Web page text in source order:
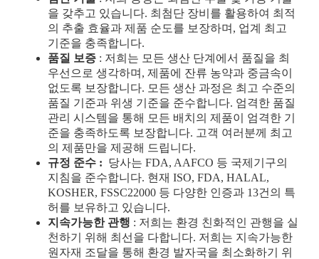
을 갖추고 있습니다. 최첨단 장비를 활용하여 최적
의 추출 효율과 제품 순도를 보장하며, 업계 최고
기준을 충족합니다.
품질 보증: 저희는 모든 생산 단계에서 품질을 최
우선으로 생각하며, 제품에 잔류 농약과 중금속이
없도록 보장합니다. 모든 생산 과정은 최고 수준의
품질 기준과 위생 기준을 준수합니다. 엄격한 품질
관리 시스템을 통해 모든 배치의 제품이 엄격한 기
준을 충족하도록 보장합니다. 고객 여러분께 최고
의 제품만을 제공해 드립니다.
규정 준수 : 당사는 FDA, AAFCO 등 국제기구의
지침을 준수합니다. 현재 ISO, FDA, HALAL,
KOSHER, FSSC22000 등 다양한 인증과 13건의 특
허를 보유하고 있습니다.
지속가능한 관행 : 저희는 환경 친화적인 관행을 실
천하기 위해 최선을 다합니다. 저희는 지속가능한
원자재 조달을 통해 환경 발자국을 최소화하기 위